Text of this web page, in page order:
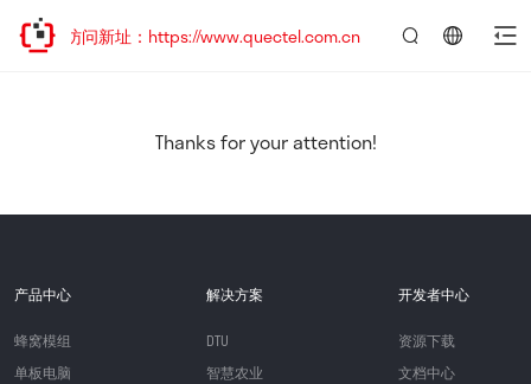
，欢迎访问新址：https://www.quectel.com.cn
Thanks for your attention!
产品中心
蜂窝模组
单板电脑
解决方案
DTU
智慧农业
开发者中心
资源下载
文档中心